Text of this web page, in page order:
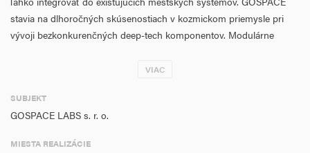
stavia na dlhoročných skúsenostiach v kozmickom priemysle pri
vývoji bezkonkurenčných deep-tech komponentov. Modulárne
Fleximodo pokryje celý proces parkovania a umožní napr. aj
VIAC
SUBJEKT
GOSPACE LABS s. r. o.
MIESTA REALIZÁCIE